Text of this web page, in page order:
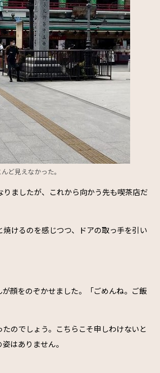
ど見えなかった。
ましたが、これから向かう先も喫茶店だ
けるのを感じつつ、ドアの取っ手を引い
顔をのぞかせました。「ごめんね。ご飯
のでしょう。こちらこそ申しわけないと
はありません。